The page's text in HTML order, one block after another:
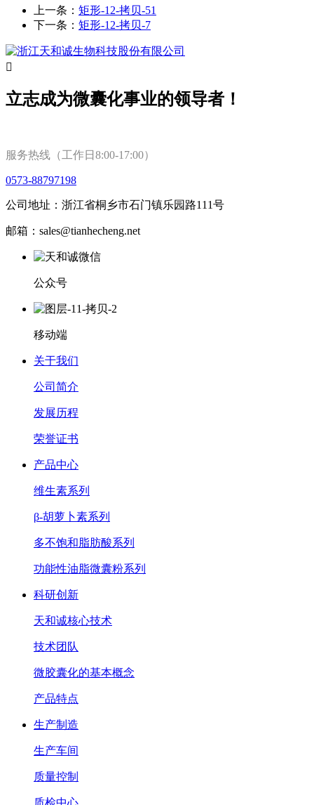
上一条： 矩形-12-拷贝-51
下一条： 矩形-12-拷贝-7

立志成为微囊化事业的领导者！
服务热线（工作日8:00-17:00）
0573-88797198
公司地址：浙江省桐乡市石门镇乐园路111号
邮箱：sales@tianhecheng.net
公众号
移动端
关于我们
公司简介
发展历程
荣誉证书
产品中心
维生素系列
β-胡萝卜素系列
多不饱和脂肪酸系列
功能性油脂微囊粉系列
科研创新
天和诚核心技术
技术团队
微胶囊化的基本概念
产品特点
生产制造
生产车间
质量控制